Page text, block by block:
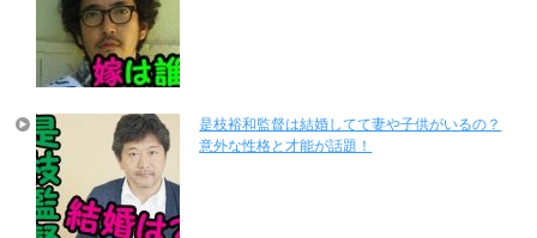
是枝裕和監督は結婚してて妻や子供がいるの？
意外な性格と才能が話題！